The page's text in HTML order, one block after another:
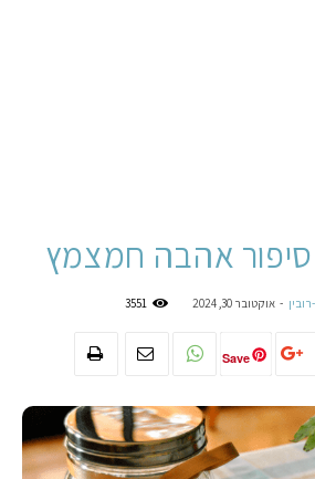
אהבה חמצמץ
- אוקטובר 30, 2024 3551
Save